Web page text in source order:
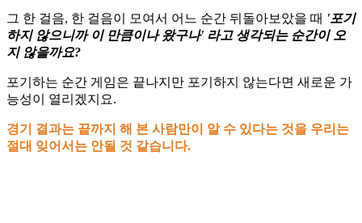
그 한 걸음, 한 걸음이 모여서 어느 순간 뒤돌아보았을 때 '포기
하지 않으니까 이 만큼이나 왔구나' 라고 생각되는 순간이 오
지 않을까요?
포기하는 순간 게임은 끝나지만 포기하지 않는다면 새로운 가
능성이 열리겠지요.
경기 결과는 끝까지 해 본 사람만이 알 수 있다는 것을 우리는
절대 잊어서는 안될 것 같습니다.